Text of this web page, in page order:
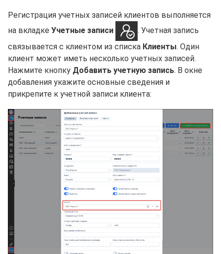
Регистрация учетных записей клиентов выполняется
на вкладке Учетные записи
. Учетная запись
связывается с клиентом из списка Клиенты. Один
клиент может иметь несколько учетных записей.
Нажмите кнопку Добавить учетную запись. В окне
добавления укажите основные сведения и
прикрепите к учетной записи клиента: